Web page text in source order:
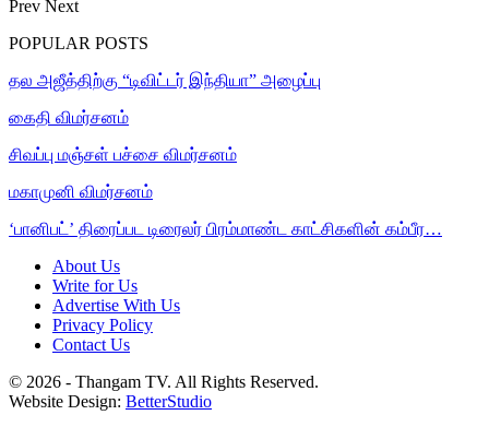
Prev Next
POPULAR POSTS
தல அஜீத்திற்கு “டிவிட்டர் இந்தியா” அழைப்பு
கைதி விமர்சனம்
சிவப்பு மஞ்சள் பச்சை விமர்சனம்
மகாமுனி விமர்சனம்
‘பானிபட்’ திரைப்பட டிரைலர் பிரம்மாண்ட காட்சிகளின் கம்பீர…
About Us
Write for Us
Advertise With Us
Privacy Policy
Contact Us
© 2026 - Thangam TV. All Rights Reserved.
Website Design: BetterStudio